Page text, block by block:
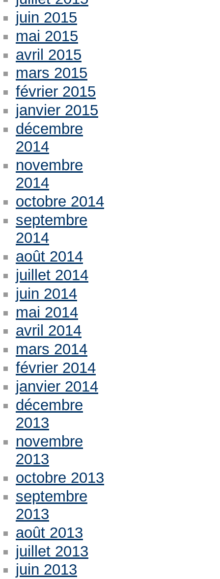
juin 2015
mai 2015
avril 2015
mars 2015
février 2015
janvier 2015
décembre
2014
novembre
2014
octobre 2014
septembre
2014
août 2014
juillet 2014
juin 2014
mai 2014
avril 2014
mars 2014
février 2014
janvier 2014
décembre
2013
novembre
2013
octobre 2013
septembre
2013
août 2013
juillet 2013
juin 2013